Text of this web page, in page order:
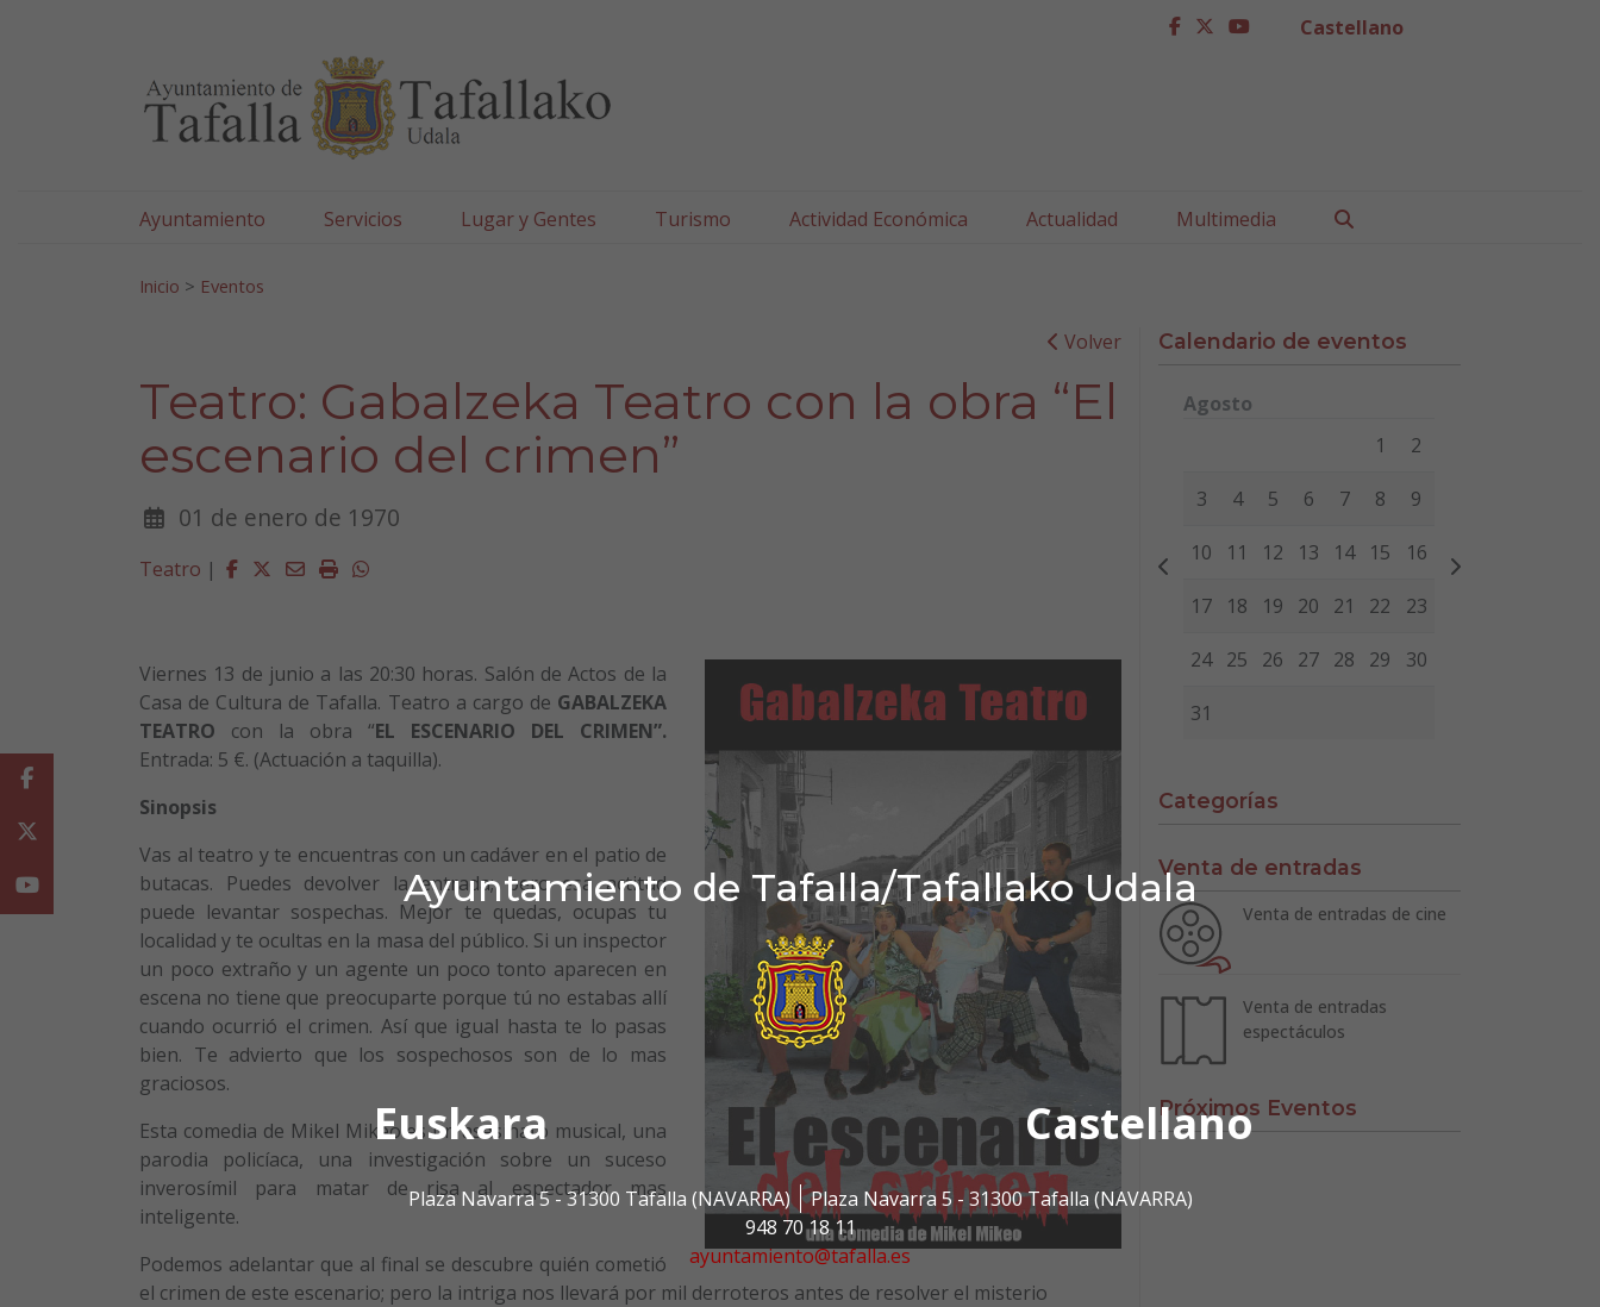
Ayuntamiento de Tafalla/Tafallako Udala
Euskara Castellano
Plaza Navarra 5 - 31300 Tafalla (NAVARRA)
Plaza Navarra 5 - 31300 Tafalla (NAVARRA)
948 70 18 11
ayuntamiento@tafalla.es
facebook
twitter
youtubeCastellano
Ayuntamiento Servicios Lugar y Gentes Turismo Actividad Económica Actualidad Multimedia
Inicio > Eventos
Volver
Teatro: Gabalzeka Teatro con la obra “El
escenario del crimen”
01 de enero de 1970
Teatro | Facebook
Twitter
EmailImprimirWhatsapp
Viernes 13 de junio a las 20:30 horas. Salón de Actos de la
Casa de Cultura de Tafalla. Teatro a cargo de GABALZEKA
TEATRO con la obra “EL ESCENARIO DEL CRIMEN”.
Entrada: 5 €. (Actuación a taquilla).
Sinopsis
Vas al teatro y te encuentras con un cadáver en el patio de
butacas. Puedes devolver la entrada; pero esa actitud
puede levantar sospechas. Mejor te quedas, ocupas tu
localidad y te ocultas en la masa del público. Si un inspector
un poco extraño y un agente un poco tonto aparecen en
escena no tiene que preocuparte porque tú no estabas allí
cuando ocurrió el crimen. Así que igual hasta te lo pasas
bien. Te advierto que los sospechosos son de lo mas
graciosos.
Esta comedia de Mikel Mikeo es un asesinato musical, una
parodia policíaca, una investigación sobre un suceso
inverosímil para matar de risa al espectador mas
inteligente.
Podemos adelantar que al final se descubre quién cometió
el crimen de este escenario; pero la intriga nos llevará por mil derroteros antes de resolver el misterio
Calendario de eventos
Agosto
Miércoles Jueves
1 2
3 4 5 6 7 8 9
10 11 12 13 14 15 16
17 18 19 20 21 22 23
24 25 26 27 28 29 30
31
Categorías
Venta de entradas
Venta de entradas de cine
Venta de entradas
espectáculos
Próximos Eventos
Facebook
Youtube